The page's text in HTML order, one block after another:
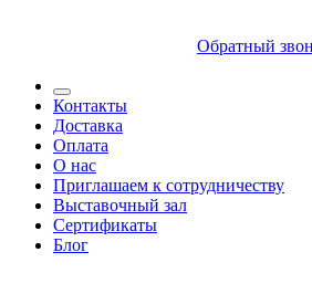
Обратный
Контакты
Доставка
Оплата
О нас
Приглашаем к сотрудничеству
Выставочный зал
Сертификаты
Блог